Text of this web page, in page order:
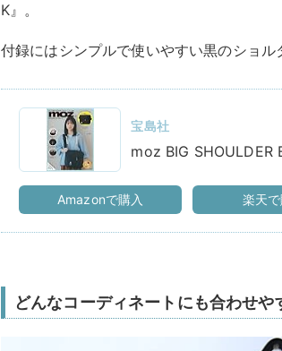
K』。
付録にはシンプルで使いやすい黒のショル
宝島社
moz BIG SHOULDER
Amazonで購入 楽天で
どんなコーディネートにも合わせ